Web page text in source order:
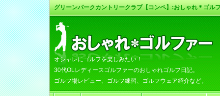
グリーンパークカントリークラブ【コンペ】:おしゃれ＊ゴル
オシャレにゴルフを楽しみたい！
30代OLレディースゴルファーのおしゃれゴルフ日記。
ゴルフ場レビュー、ゴルフ練習、ゴルフウェア紹介など。